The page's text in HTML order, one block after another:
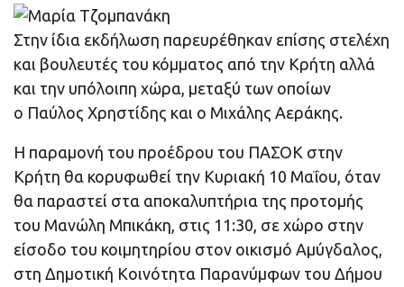
Στην ίδια εκδήλωση παρευρέθηκαν επίσης στελέχη
και βουλευτές του κόμματος από την Κρήτη αλλά
και την υπόλοιπη χώρα, μεταξύ των οποίων
ο Παύλος Χρηστίδης και ο Μιχάλης Αεράκης.
Η παραμονή του προέδρου του ΠΑΣΟΚ στην
Κρήτη θα κορυφωθεί την Κυριακή 10 Μαΐου, όταν
θα παραστεί στα αποκαλυπτήρια της προτομής
του Μανώλη Μπικάκη, στις 11:30, σε χώρο στην
είσοδο του κοιμητηρίου στον οικισμό Αμύγδαλος,
στη Δημοτική Κοινότητα Παρανύμφων του Δήμου